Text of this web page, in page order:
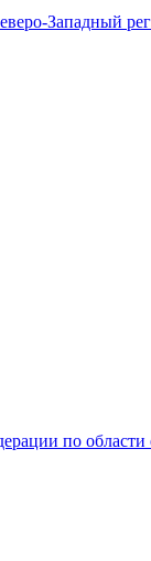
Западный
по